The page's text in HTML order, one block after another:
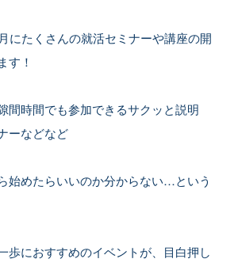
にたくさんの就活セミナーや講座の開
す！
間時間でも参加できるサクッと説明
ーなどなど
始めたらいいのか分からない…という
歩におすすめのイベントが、目白押し